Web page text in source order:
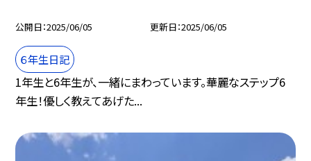
公開日 2025/06/05 更新日 2025/06/05
６年生日記
1年生と6年生が、一緒にまわっています。華麗なステップ6
年生！優しく教えてあげた...